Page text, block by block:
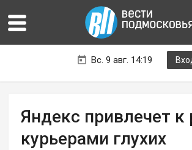
Вс. 9 авг. 14:19
Яндекс привлечет к
курьерами глухих